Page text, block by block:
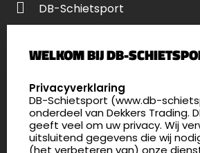
DB-Schietsport
5411 LX Zeeland
4.8
176 beoordelingen
info@db-schietsport.nl
WELKOM BIJ DB-
SELECT LANGUAGE
Privacyverklaring
DB-Schietsport (www.db-
onderdeel van Dekkers Trading.
geeft veel om uw privacy. Wij
uitsluitend gegevens die wij
(het verbeteren van) onze